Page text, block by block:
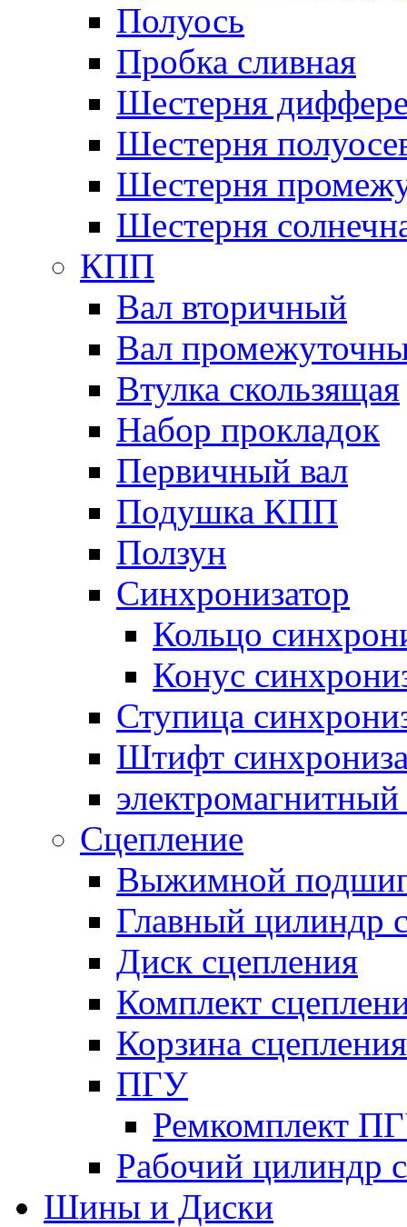
Полуось
Пробка сливная
Шестерня
Шестерня
Шестерня
Шестерня
КПП
Вал вторичный
Вал
Втулка скользящая
Набор прокладок
Первичный вал
Подушка КПП
Ползун
Синхронизатор
Кольцо
Конус
Ступица
Штифт
электромагнитный
Сцепление
Выжимной
Главный цилиндр
Диск сцепления
Комплект
Корзина сцепления
ПГУ
Ремкомплект
Рабочий цилиндр
Шины и Диски